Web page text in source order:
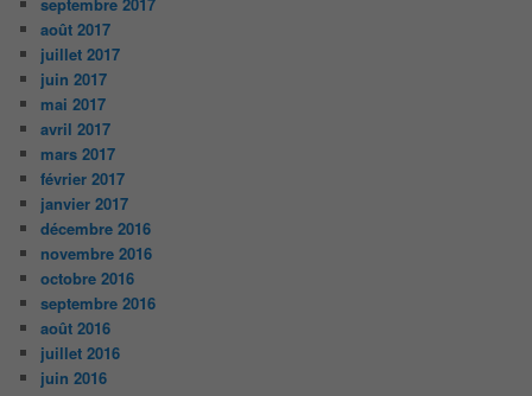
août 2017
juillet 2017
juin 2017
mai 2017
avril 2017
mars 2017
février 2017
janvier 2017
décembre 2016
novembre 2016
octobre 2016
septembre 2016
août 2016
juillet 2016
juin 2016